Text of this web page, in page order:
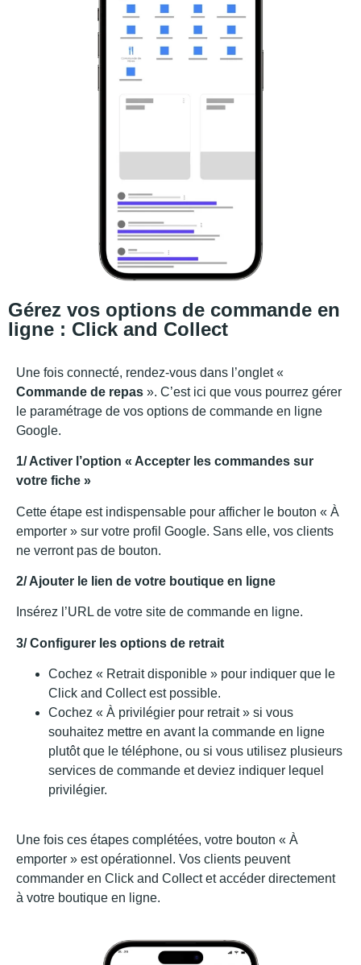
Gérez vos options de commande en
ligne : Click and Collect
Une fois connecté, rendez-vous dans l’onglet «
Commande de repas ». C’est ici que vous pourrez gérer
le paramétrage de vos options de commande en ligne
Google.
1/ Activer l’option « Accepter les commandes sur
votre fiche »
Cette étape est indispensable pour afficher le bouton « À
emporter » sur votre profil Google. Sans elle, vos clients
ne verront pas de bouton.
2/ Ajouter le lien de votre boutique en ligne
Insérez l’URL de votre site de commande en ligne.
3/ Configurer les options de retrait
Cochez « Retrait disponible » pour indiquer que le
Click and Collect est possible.
Cochez « À privilégier pour retrait » si vous
souhaitez mettre en avant la commande en ligne
plutôt que le téléphone, ou si vous utilisez plusieurs
services de commande et deviez indiquer lequel
privilégier.
Une fois ces étapes complétées, votre bouton « À
emporter » est opérationnel. Vos clients peuvent
commander en Click and Collect et accéder directement
à votre boutique en ligne.